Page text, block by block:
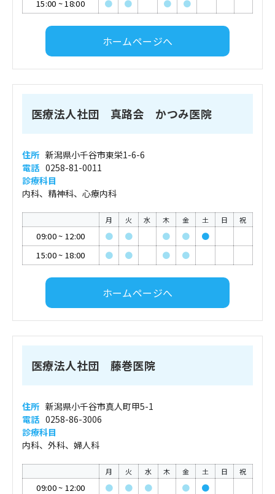
15:00 ~18:00 ● ● ● ●
ホームページへ
医療法人社団 真路会 かつみ医院
住所 新潟県小千谷市東栄1-6-6
電話 0258-81-0011
診療科目
内科、精神科、心療内科
月 火 水 木 金 土 日 祝
09:00~ 12:00 ● ● ● ●
●
15:00~ 18:00 ● ● ● ●
ホームページへ
医療法人社団 藤巻医院
住所 新潟県小千谷市真人町甲5-1
電話 0258-86-3006
診療科目
内科、外科、婦人科
月 火 水 木 金 土 日 祝
09:00~ 12:00 ● ● ● ●
●